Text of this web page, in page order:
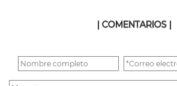
| COMENTARIOS |